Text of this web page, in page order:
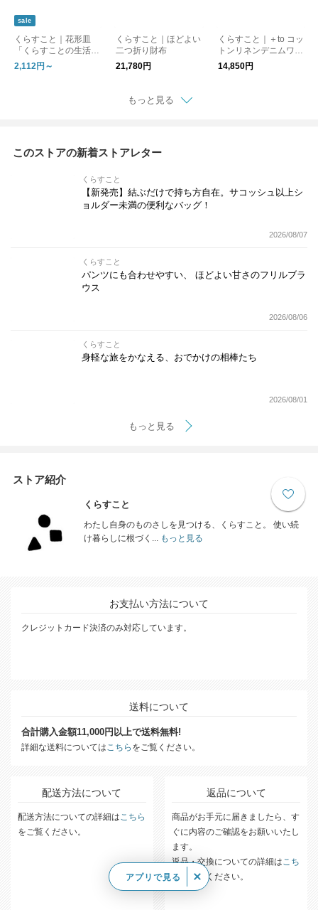
sale
くらすこと｜花形皿
「くらすことの生活道
具 古い器の形シリー
ズ」 ［ 15cm / 18cm
2,112円～
くらすこと｜ほどよい
二つ折り財布
21,780円
くらすこと｜＋to コッ
トンリネンデニムワイ
ドパンツ
14,850円
もっと見る
このストアの新着ストアレター
くらすこと
【新発売】結ぶだけで持ち方自在。サコッシュ以上シ
ョルダー未満の便利なバッグ！
2026/08/07
くらすこと
パンツにも合わせやすい、 ほどよい甘さのフリルブラ
ウス
2026/08/06
くらすこと
身軽な旅をかなえる、おでかけの相棒たち
2026/08/01
もっと見る
ストア紹介
くらすこと
わたし自身のものさしを見つける、くらすこと。 使い続
け暮らしに根づく...もっと見る
お支払い方法について
クレジットカード決済のみ対応しています。
送料について
合計購入金額11,000円以上で送料無料!
詳細な送料についてはこちら をご覧ください。
配送方法について
配送方法についての詳細はこちら
をご覧ください。
返品について
商品がお手元に届きましたら、す
ぐに内容のご確認をお願いいたし
ます。
返品・交換についての詳細はこち
ら をご覧ください。
アプリで見る